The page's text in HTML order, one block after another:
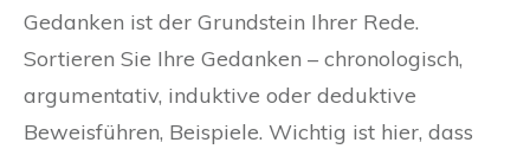
Gedanken ist der Grundstein Ihrer Rede.
Sortieren Sie Ihre Gedanken – chronologisch,
argumentativ, induktive oder deduktive
Beweisführen, Beispiele. Wichtig ist hier, dass